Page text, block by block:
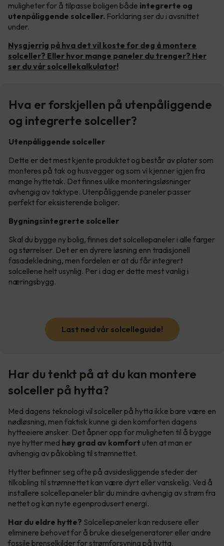
muligheter for å tilpasse boligen både integrerte og
utenpåliggende solceller. Forklaring ser du i avsnittet
under.
Nysgjerrig på hva det vil koste for deg å montere
solceller? Eller hvor mange paneler du trenger? Her
ser du vår solcellekalkulator!
Hva er forskjellen på utenpåliggende
og integrerte solceller?
Utenpåliggende solceller
Dette er det mest kjente produktet og består av plater som
monteres på tak og husvegger og som vi kjenner igjen fra
mange hyttetak. Det finnes ulike monteringsløsninger
avhengig av taktype. Utenpåliggende paneler passer
perfekt for eksisterende boliger.
Bygningsintegrerte solceller
Skal du bygge ny bolig, finnes det solcellepaneler i alle farger
og størrelser. Det er en dyrere løsning enn tradisjonell
fasadekledning, men fordelen er at du får integrert
solcellene helt usynlig. Per i dag er dette mest vanlig i
næringsbygg.
Last ned vår solcelleguide!
Har du tenkt på at du kan montere
solceller på hytta?
Med dagens teknologi vil solceller på hytta ikke bare være en
nødløsning, men faktisk kunne gi den komforten dagens
hytteeiere ønsker. Det åpner opp for muligheten til å bygge
nye hytter med høy grad av komfort uten at man er
avhengig av påkobling til strømnettet.
Hytter befinner seg ofte på avsidesliggende steder der
tilkobling til strømnettet kan være dyrt eller vanskelig. Ved å
installere solcellepaneler blir du mindre avhengig av strøm fra
nettet og kan nyte egenprodusert energi.
Har du eldre hytte? Solcellepaneler kan redusere eller
eliminere behovet for å bruke dieselgeneratorer eller andre
fossile brenselkilder for strømforsyning på hytta.